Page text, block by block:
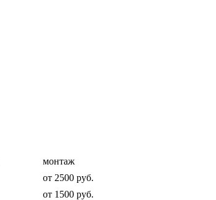
монтаж
от 2500 руб.
от 1500 руб.